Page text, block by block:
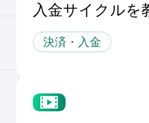
入金サイクルを
決済・入金